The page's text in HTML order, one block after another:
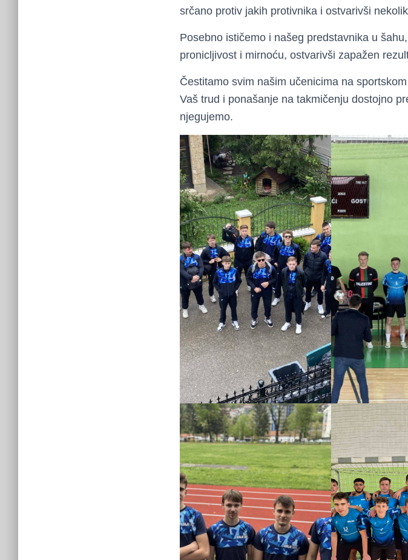
srčano protiv jakih protivnika i ostvarivši
Posebno ističemo i našeg predstavnika u
pronicljivost i mirnoću, ostvarivši zapažen
Čestitamo svim našim učenicima na
Vaš trud i ponašanje na takmičenju dostojno
njegujemo.